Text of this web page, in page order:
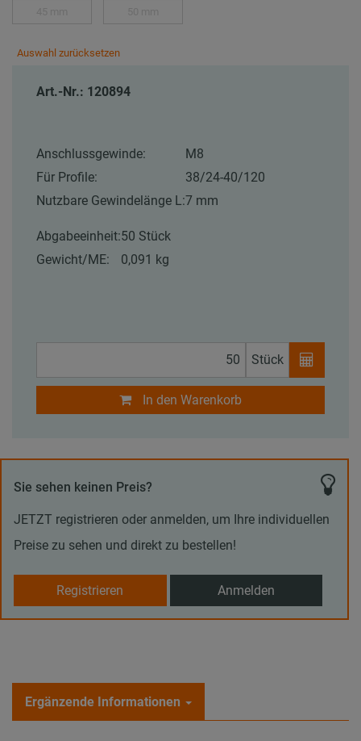
Auswahl zurücksetzen
Art.-Nr.: 120894
Anschlussgewinde:
M8
Für Profile:
38/24-40/120
Nutzbare Gewindelänge L:7 mm
Abgabeeinheit:50 Stück
Gewicht/ME:
0,091 kg
Stück
In den Warenkorb
Sie sehen keinen Preis?
JETZT registrieren oder anmelden, um Ihre individuellen
Preise zu sehen und direkt zu bestellen!
Registrieren Anmelden
Ergänzende Informationen